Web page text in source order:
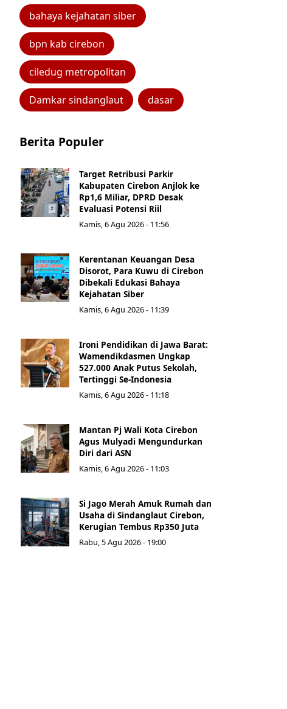
bahaya kejahatan siber
bpn kab cirebon
ciledug metropolitan
Damkar sindanglaut dasar
Berita Populer
Target Retribusi Parkir
Kabupaten Cirebon Anjlok ke
Rp1,6 Miliar, DPRD Desak
Evaluasi Potensi Riil
Kamis, 6 Agu 2026 - 11:56
Kerentanan Keuangan Desa
Disorot, Para Kuwu di Cirebon
Dibekali Edukasi Bahaya
Kejahatan Siber
Kamis, 6 Agu 2026 - 11:39
Ironi Pendidikan di Jawa Barat:
Wamendikdasmen Ungkap
527.000 Anak Putus Sekolah,
Tertinggi Se-Indonesia
Kamis, 6 Agu 2026 - 11:18
Mantan Pj Wali Kota Cirebon
Agus Mulyadi Mengundurkan
Diri dari ASN
Kamis, 6 Agu 2026 - 11:03
Si Jago Merah Amuk Rumah dan
Usaha di Sindanglaut Cirebon,
Kerugian Tembus Rp350 Juta
Rabu, 5 Agu 2026 - 19:00